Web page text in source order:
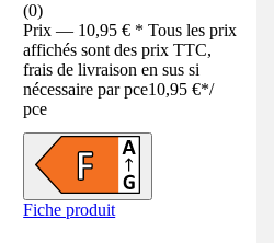
(0)
Prix — 10,95 € * Tous les prix
affichés sont des prix TTC,
frais de livraison en sus si
nécessaire par pce10,95 €*/
pce
Fiche produit